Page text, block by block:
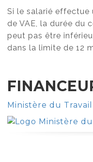
Si le salarié
de VAE, la durée du
peut pas être
dans la limite de 12
Ministère du